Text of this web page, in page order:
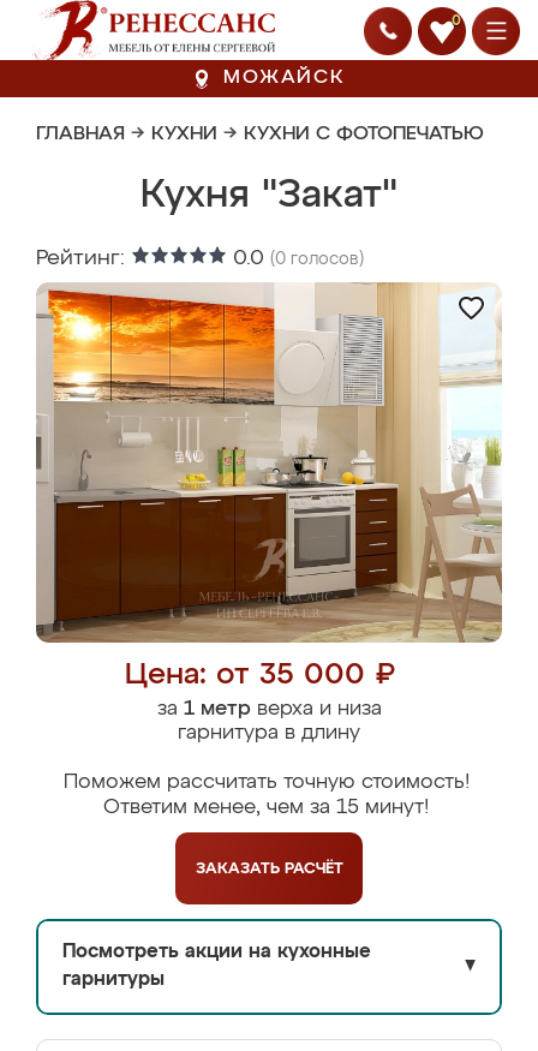
0
МОЖАЙСК
ГЛАВНАЯ → КУХНИ → КУХНИ С ФОТОПЕЧАТЬЮ
Кухня "Закат"
Рейтинг: 0.0 (0 голосов)
Цена: от 35 000 ₽
за 1 метрверха и низа
гарнитура в длину
Поможем рассчитать точную стоимость!
Ответим менее, чем за 15 минут!
ЗАКАЗАТЬ РАСЧЁТ
Посмотреть акции на кухонные
гарнитуры
▼